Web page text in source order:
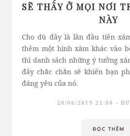
SẼ THẤY Ở MỌI NƠI
NÀY
Cho dù đây là lần đầu tiên
thêm một hình xăm khác vào
thì danh sách những ý tưởng
đây chắc chắn sẽ khiến bạn
đáng yêu của nó.
20/06/2019 21:08
ĐỌC THÊM